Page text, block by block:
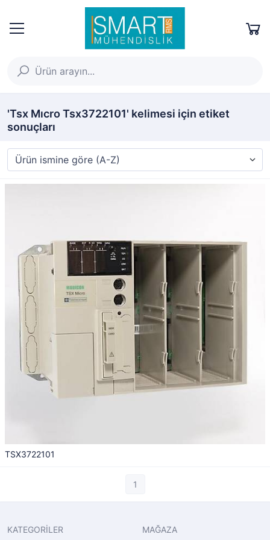
'Tsx Mıcro Tsx3722101' kelimesi için etiket
sonuçları
TSX3722101
1
KATEGORİLER MAĞAZA